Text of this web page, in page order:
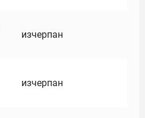
изчерпан
изчерпан